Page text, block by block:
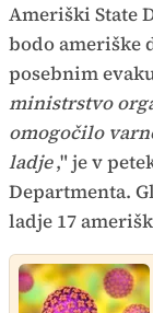
Ameriški State
bodo ameriške
posebnim
ministrstvo
omogočilo
ladje," je v
Departmenta.
ladje 17